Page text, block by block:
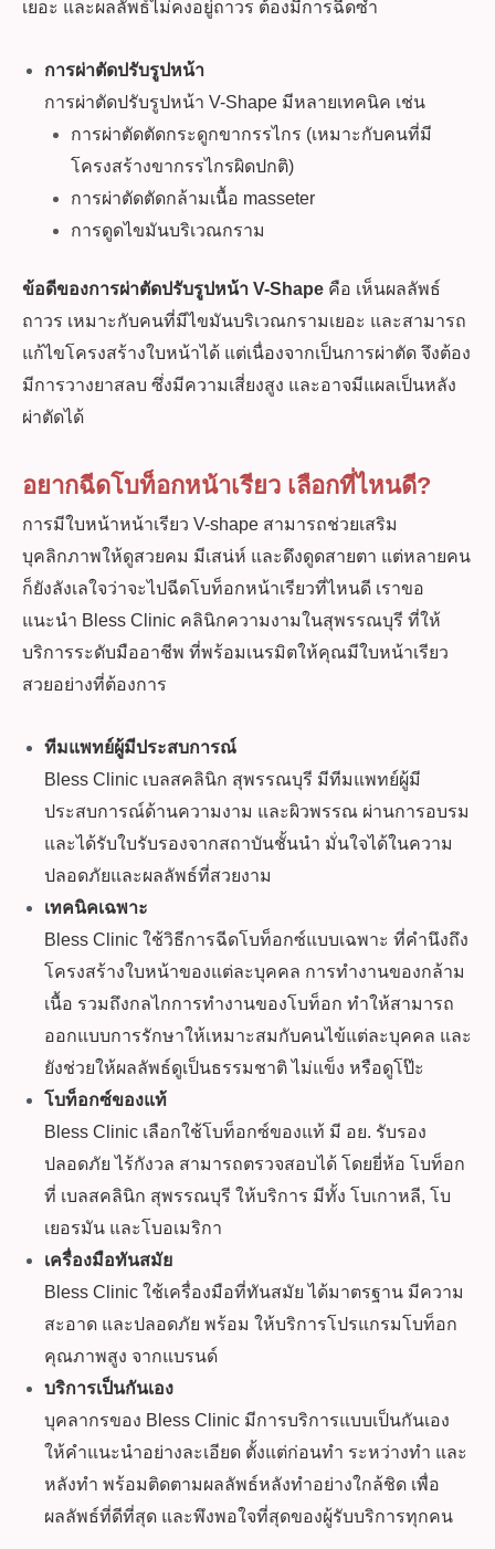
เยอะ และผลลัพธ์ไม่คงอยู่ถาวร ต้องมีการฉีดซ้ำ
การผ่าตัดปรับรูปหน้า
การผ่าตัดปรับรูปหน้า V-Shape มีหลายเทคนิค เช่น
การผ่าตัดตัดกระดูกขากรรไกร (เหมาะกับคนที่มี
โครงสร้างขากรรไกรผิดปกติ)
การผ่าตัดตัดกล้ามเนื้อ masseter
การดูดไขมันบริเวณกราม
ข้อดีของการผ่าตัดปรับรูปหน้า V-Shape คือ เห็นผลลัพธ์
ถาวร เหมาะกับคนที่มีไขมันบริเวณกรามเยอะ และสามารถ
แก้ไขโครงสร้างใบหน้าได้ แต่เนื่องจากเป็นการผ่าตัด จึงต้อง
มีการวางยาสลบ ซึ่งมีความเสี่ยงสูง และอาจมีแผลเป็นหลัง
ผ่าตัดได้
อยากฉีดโบท็อกหน้าเรียว เลือกที่ไหนดี?
การมีใบหน้าหน้าเรียว V-shape สามารถช่วยเสริม
บุคลิกภาพให้ดูสวยคม มีเสน่ห์ และดึงดูดสายตา แต่หลายคน
ก็ยังลังเลใจว่าจะไปฉีดโบท็อกหน้าเรียวที่ไหนดี เราขอ
แนะนำ Bless Clinic คลินิกความงามในสุพรรณบุรี ที่ให้
บริการระดับมืออาชีพ ที่พร้อมเนรมิตให้คุณมีใบหน้าเรียว
สวยอย่างที่ต้องการ
ทีมแพทย์ผู้มีประสบการณ์
Bless Clinic เบลสคลินิก สุพรรณบุรี มีทีมแพทย์ผู้มี
ประสบการณ์ด้านความงาม และผิวพรรณ ผ่านการอบรม
และได้รับใบรับรองจากสถาบันชั้นนำ มั่นใจได้ในความ
ปลอดภัยและผลลัพธ์ที่สวยงาม
เทคนิคเฉพาะ
Bless Clinic ใช้วิธีการฉีดโบท็อกซ์แบบเฉพาะ ที่คำนึงถึง
โครงสร้างใบหน้าของแต่ละบุคคล การทำงานของกล้าม
เนื้อ รวมถึงกลไกการทำงานของโบท็อก ทำให้สามารถ
ออกแบบการรักษาให้เหมาะสมกับคนไข้แต่ละบุคคล และ
ยังช่วยให้ผลลัพธ์ดูเป็นธรรมชาติ ไม่แข็ง หรือดูโป๊ะ
โบท็อกซ์ของแท้
Bless Clinic เลือกใช้โบท็อกซ์ของแท้ มี อย. รับรอง
ปลอดภัย ไร้กังวล สามารถตรวจสอบได้ โดยยี่ห้อ โบท็อก
ที่ เบลสคลินิก สุพรรณบุรี ให้บริการ มีทั้ง โบเกาหลี, โบ
เยอรมัน และโบอเมริกา
เครื่องมือทันสมัย
Bless Clinic ใช้เครื่องมือที่ทันสมัย ได้มาตรฐาน มีความ
สะอาด และปลอดภัย พร้อม ให้บริการโปรแกรมโบท็อก
คุณภาพสูง จากแบรนด์
บริการเป็นกันเอง
บุคลากรของ Bless Clinic มีการบริการแบบเป็นกันเอง
ให้คำแนะนำอย่างละเอียด ตั้งแต่ก่อนทำ ระหว่างทำ และ
หลังทำ พร้อมติดตามผลลัพธ์หลังทำอย่างใกล้ชิด เพื่อ
ผลลัพธ์ที่ดีที่สุด และพึงพอใจที่สุดของผู้รับบริการทุกคน